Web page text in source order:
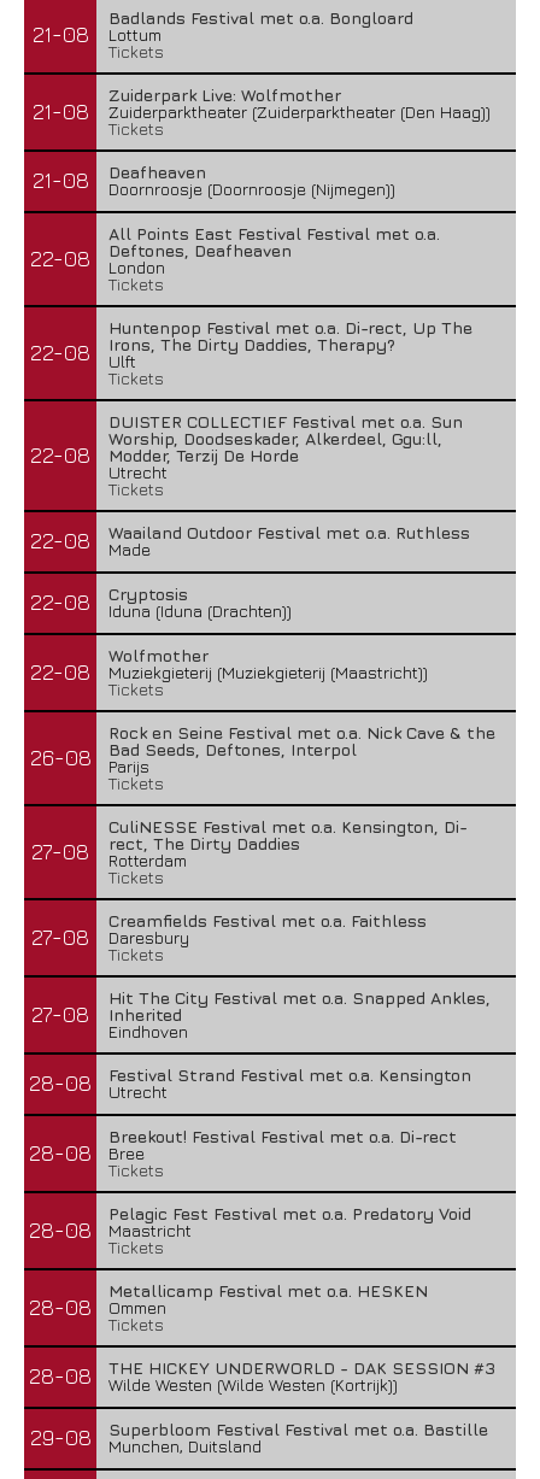
21-08
Badlands Festival met o.a. Bongloard
Lottum
Tickets
21-08
Zuiderpark Live: Wolfmother
Zuiderparktheater (Zuiderparktheater (Den Haag))
Tickets
21-08
Deafheaven
Doornroosje (Doornroosje (Nijmegen))
22-08
All Points East Festival Festival met o.a.
Deftones, Deafheaven
London
Tickets
22-08
Huntenpop Festival met o.a. Di-rect, Up The
Irons, The Dirty Daddies, Therapy?
Ulft
Tickets
22-08
DUISTER COLLECTIEF Festival met o.a. Sun
Worship, Doodseskader, Alkerdeel, Ggu:ll,
Modder, Terzij De Horde
Utrecht
Tickets
22-08
Waailand Outdoor Festival met o.a. Ruthless
Made
22-08
Cryptosis
Iduna (Iduna (Drachten))
22-08
Wolfmother
Muziekgieterij (Muziekgieterij (Maastricht))
Tickets
26-08
Rock en Seine Festival met o.a. Nick Cave & the
Bad Seeds, Deftones, Interpol
Parijs
Tickets
27-08
CuliNESSE Festival met o.a. Kensington, Di-
rect, The Dirty Daddies
Rotterdam
Tickets
27-08
Creamfields Festival met o.a. Faithless
Daresbury
Tickets
27-08
Hit The City Festival met o.a. Snapped Ankles,
Inherited
Eindhoven
28-08
Festival Strand Festival met o.a. Kensington
Utrecht
28-08
Breekout! Festival Festival met o.a. Di-rect
Bree
Tickets
28-08
Pelagic Fest Festival met o.a. Predatory Void
Maastricht
Tickets
28-08
Metallicamp Festival met o.a. HESKEN
Ommen
Tickets
28-08
THE HICKEY UNDERWORLD - DAK SESSION #3
Wilde Westen (Wilde Westen (Kortrijk))
29-08
Superbloom Festival Festival met o.a. Bastille
Munchen, Duitsland